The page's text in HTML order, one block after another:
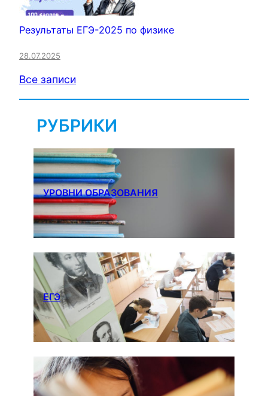
Результаты ЕГЭ-2025 по физике
28.07.2025
Все записи
РУБРИКИ
УРОВНИ ОБРАЗОВАНИЯ
ЕГЭ